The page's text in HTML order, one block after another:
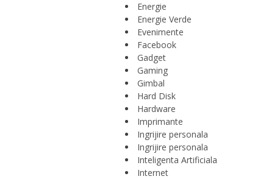
Energie
Energie Verde
Evenimente
Facebook
Gadget
Gaming
Gimbal
Hard Disk
Hardware
Imprimante
Ingrijire personala
Ingrijire personala
Inteligenta Artificiala
Internet